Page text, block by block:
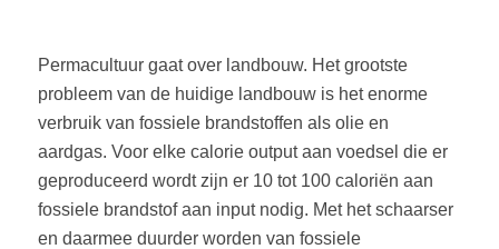
Permacultuur gaat over landbouw. Het grootste
probleem van de huidige landbouw is het enorme
verbruik van fossiele brandstoffen als olie en
aardgas. Voor elke calorie output aan voedsel die er
geproduceerd wordt zijn er 10 tot 100 caloriën aan
fossiele brandstof aan input nodig. Met het schaarser
en daarmee duurder worden van fossiele